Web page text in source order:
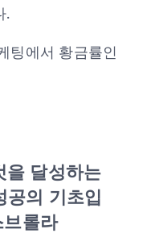
.
팅에서 황금률인
을 달성하는
공의 기초입
롤라